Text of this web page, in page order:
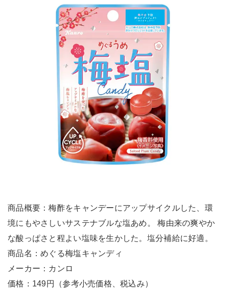
商品概要：梅酢をキャンデーにアップサイクルした、環
境にもやさしいサステナブルな塩あめ。 梅由来の爽やか
な酸っぱさと程よい塩味を生かした。塩分補給に好適。
商品名：めぐる梅塩キャンディ
メーカー：カンロ
価格：149円（参考小売価格、税込み）